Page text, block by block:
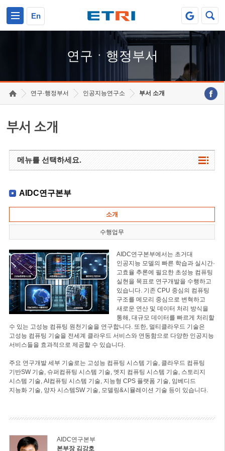
En
연구ㆍ행정부서
연구·행정부서 인공지능연구소 부서 소개
부서 소개
메뉴를 선택하세요.
AIDC연구본부
소개
수행업무
AIDC연구본부에서는 초거대
인공지능 모델의 빠른 학습과 실시간·
고효율 추론에 필요한 초성능 컴퓨팅
실현을 목표로 연구개발을 수행하고
있습니다. 기존 CPU 중심의 컴퓨팅
구조를 메모리 중심으로 변혁하고
새로운 연산 및 데이터 처리 방식을
통해, 대규모 데이터를 빠르게 처리할
수 있는 고성능 컴퓨팅 원천기술을 연구합니다. 또한, 멀티클라우드 기술은
고성능 컴퓨팅 기술을 전세계 클라우드 서비스와 연동함으로 다양한 인공지능
서비스들을 효과적으로 제공할 수 있습니다.
주요 연구개발 세부 기술로는 고성능 컴퓨팅 시스템 기술, 클라우드 컴퓨팅
기반SW 기술, 슈퍼컴퓨팅 시스템 기술, 엣지 컴퓨팅 시스템 기술, 스토리지
시스템 기술, AI컴퓨팅 시스템 기술, 지능형 CPS 플랫폼 기술, 임베디드
지능화 기술, 양자 시스템SW 기술, 모델링&시뮬레이션 기술 등이 있습니다.
AIDC연구본부
본부장 김강호